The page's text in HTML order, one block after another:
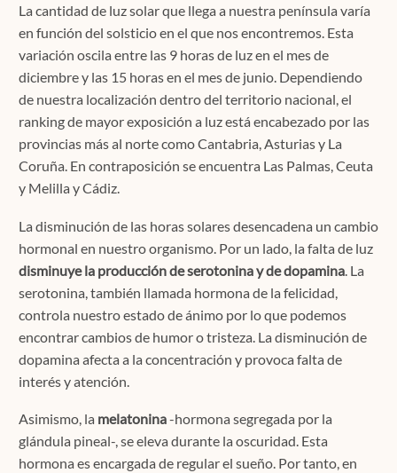
La cantidad de luz solar que llega a nuestra península varía
en función del solsticio en el que nos encontremos. Esta
variación oscila entre las 9 horas de luz en el mes de
diciembre y las 15 horas en el mes de junio. Dependiendo
de nuestra localización dentro del territorio nacional, el
ranking de mayor exposición a luz está encabezado por las
provincias más al norte como Cantabria, Asturias y La
Coruña. En contraposición se encuentra Las Palmas, Ceuta
y Melilla y Cádiz.
La disminución de las horas solares desencadena un cambio
hormonal en nuestro organismo. Por un lado, la falta de luz
disminuye la producción de serotonina y de dopamina . La
serotonina, también llamada hormona de la felicidad,
controla nuestro estado de ánimo por lo que podemos
encontrar cambios de humor o tristeza. La disminución de
dopamina afecta a la concentración y provoca falta de
interés y atención.
Asimismo, la melatonina-hormona segregada por la
glándula pineal-, se eleva durante la oscuridad. Esta
hormona es encargada de regular el sueño. Por tanto, en